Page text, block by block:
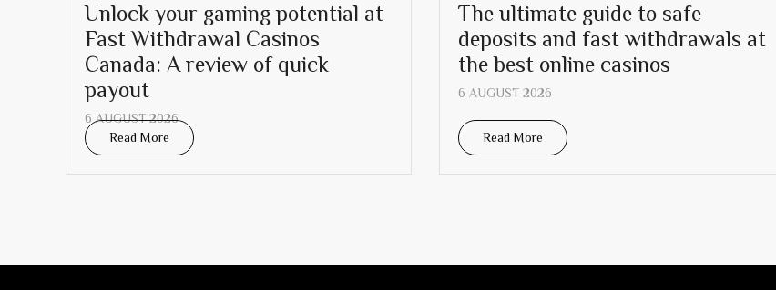
Unlock your gaming potential at
Fast Withdrawal Casinos
Canada: A review of quick
payout
6 AUGUST 2026
Read More
The ultimate guide to safe
deposits and fast withdrawals at
the best online casinos
6 AUGUST 2026
Read More